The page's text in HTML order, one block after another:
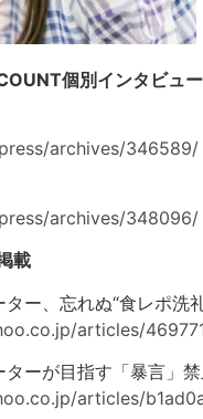
個別インタビュー
archives/346589/
archives/348096/
載
ー、忘れぬ“食レポ洗
articles/
ターが目指す「暴言」
articles/